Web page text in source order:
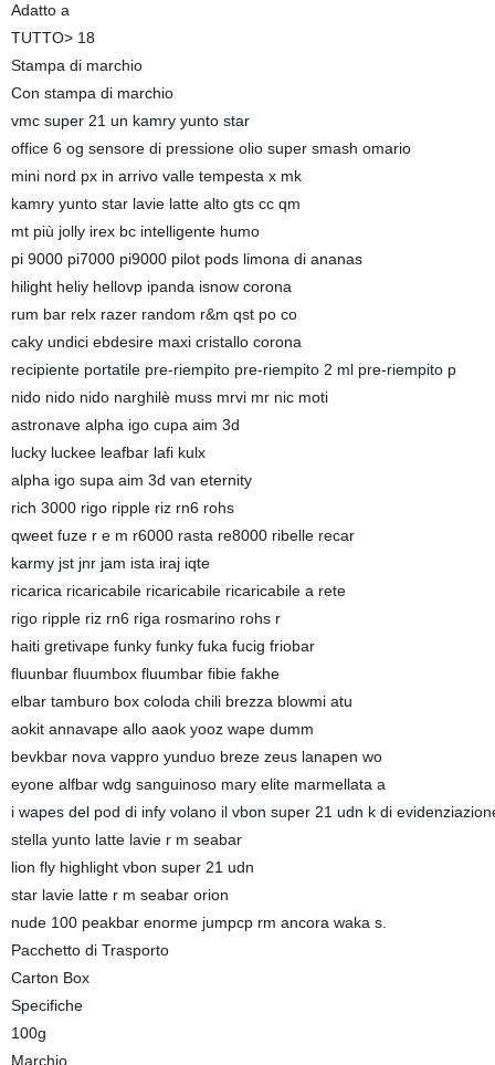
Adatto a
TUTTO> 18
Stampa di marchio
Con stampa di marchio
vmc super 21 un kamry yunto star
office 6 og sensore di pressione olio super smash omario
mini nord px in arrivo valle tempesta x mk
kamry yunto star lavie latte alto gts cc qm
mt più jolly irex bc intelligente humo
pi 9000 pi7000 pi9000 pilot pods limona di ananas
hilight heliy hellovp ipanda isnow corona
rum bar relx razer random r&m qst po co
caky undici ebdesire maxi cristallo corona
recipiente portatile pre-riempito pre-riempito 2 ml pre-riempito p
nido nido nido narghilè muss mrvi mr nic moti
astronave alpha igo cupa aim 3d
lucky luckee leafbar lafi kulx
alpha igo supa aim 3d van eternity
rich 3000 rigo ripple riz rn6 rohs
qweet fuze r e m r6000 rasta re8000 ribelle recar
karmy jst jnr jam ista iraj iqte
ricarica ricaricabile ricaricabile ricaricabile a rete
rigo ripple riz rn6 riga rosmarino rohs r
haiti gretivape funky funky fuka fucig friobar
fluunbar fluumbox fluumbar fibie fakhe
elbar tamburo box coloda chili brezza blowmi atu
aokit annavape allo aaok yooz wape dumm
bevkbar nova vappro yunduo breze zeus lanapen wo
eyone alfbar wdg sanguinoso mary elite marmellata a
i wapes del pod di infy volano il vbon super 21 udn k di
stella yunto latte lavie r m seabar
lion fly highlight vbon super 21 udn
star lavie latte r m seabar orion
nude 100 peakbar enorme jumpcp rm ancora waka s.
Pacchetto di Trasporto
Carton Box
Specifiche
100g
Marchio